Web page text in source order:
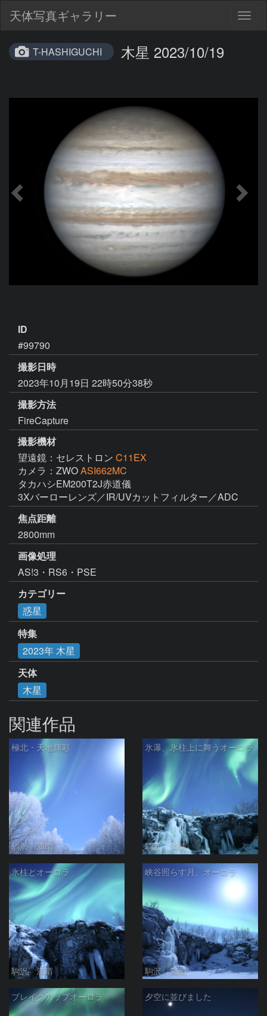
天体写真ギャラリー
T-HASHIGUCHI 木星 2023/10/19
ID
#99790
撮影日時
2023年10月19日 22時50分38秒
撮影方法
FireCapture
撮影機材
望遠鏡：セレストロン C11EX
カメラ：ZWOASI662MC
タカハシEM200T2J赤道儀
3Xバーローレンズ／IR/UVカットフィルター／ADC
焦点距離
2800mm
画像処理
AS!3・RS6・PSE
カテゴリー
惑星
特集
2023年 木星
天体
木星
関連作品
極北・天地輝彩
駒沢 満晴
氷瀑、氷柱上に舞うオーロラ
駒沢 満晴
氷柱とオーロラ
駒沢 満晴
峡谷照らす月、オーロラ
駒沢 満晴
ブレイクアップオーロラ 夕空に並びました